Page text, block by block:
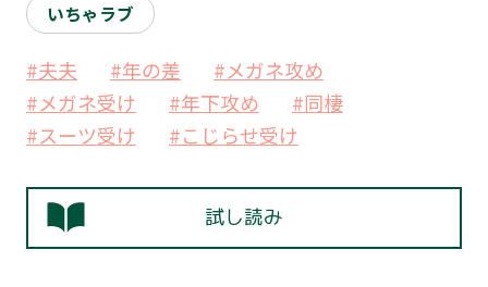
いちゃラブ
#夫夫 #年の差
#メガネ攻め
#メガネ受け
#年下攻め
#同棲
#スーツ受け
#こじらせ受け
試し読み